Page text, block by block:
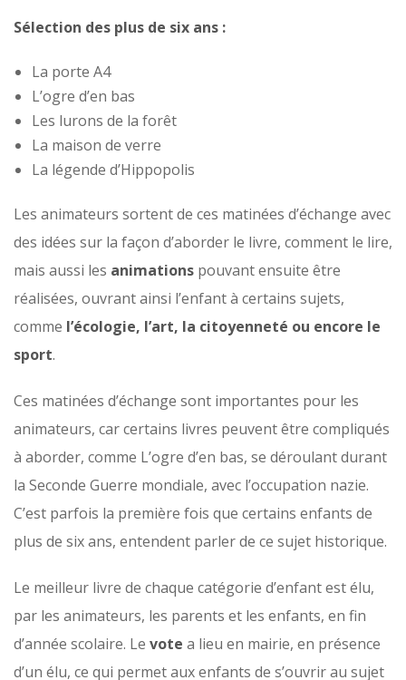
Sélection des plus de six ans :
La porte A4
L’ogre d’en bas
Les lurons de la forêt
La maison de verre
La légende d’Hippopolis
Les animateurs sortent de ces matinées d’échange avec
des idées sur la façon d’aborder le livre, comment le lire,
mais aussi les animations pouvant ensuite être
réalisées, ouvrant ainsi l’enfant à certains sujets,
comme l’écologie, l’art, la citoyenneté ou encore le
sport.
Ces matinées d’échange sont importantes pour les
animateurs, car certains livres peuvent être compliqués
à aborder, comme L’ogre d’en bas, se déroulant durant
la Seconde Guerre mondiale, avec l’occupation nazie.
C’est parfois la première fois que certains enfants de
plus de six ans, entendent parler de ce sujet historique.
Le meilleur livre de chaque catégorie d’enfant est élu,
par les animateurs, les parents et les enfants, en fin
d’année scolaire. Le vote a lieu en mairie, en présence
d’un élu, ce qui permet aux enfants de s’ouvrir au sujet